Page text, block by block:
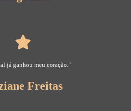
já ganhou meu coração."
Freitas